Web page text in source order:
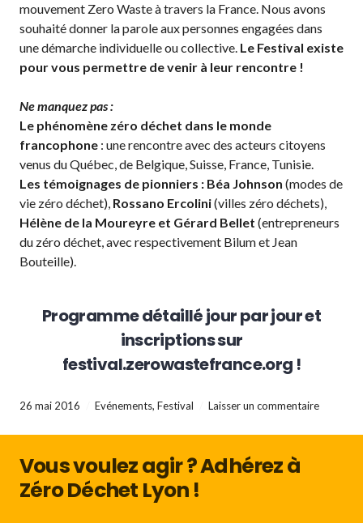
mouvement Zero Waste à travers la France. Nous avons
souhaité donner la parole aux personnes engagées dans
une démarche individuelle ou collective. Le Festival existe
pour vous permettre de venir à leur rencontre !
Ne manquez pas :
Le phénomène zéro déchet dans le monde
francophone : une rencontre avec des acteurs citoyens
venus du Québec, de Belgique, Suisse, France, Tunisie.
Les témoignages de pionniers : Béa Johnson (modes de
vie zéro déchet), Rossano Ercolini(villes zéro déchets),
Hélène de la Moureyre et Gérard Bellet (entrepreneurs
du zéro déchet, avec respectivement Bilum et Jean
Bouteille).
Programme détaillé jour par jour et
inscriptions sur
festival.zerowastefrance.org !
26 mai 2016 Evénements, Festival Laisser un commentaire
Vous voulez agir ? Adhérez à
Zéro Déchet Lyon !